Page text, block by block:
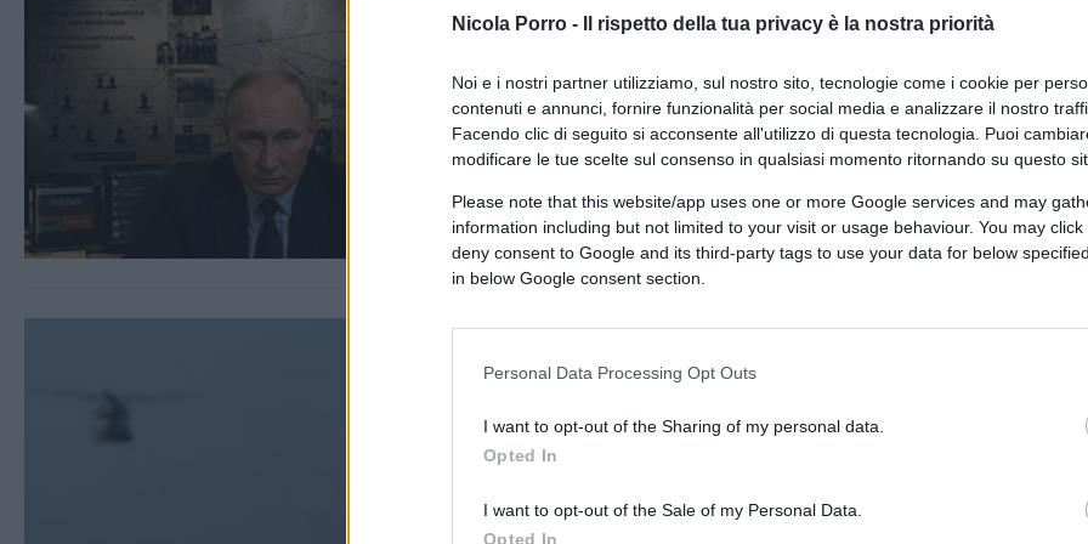
Nicola Porro - Il rispetto della tua privacy è la nostra priorità
Noi e i nostri partner utilizziamo, sul nostro sito, tecnologie come i cookie per
contenuti e annunci, fornire funzionalità per social media e analizzare il nostro
Facendo clic di seguito si acconsente all'utilizzo di questa tecnologia. Puoi
modificare le tue scelte sul consenso in qualsiasi momento ritornando su questo
Please note that this website/app uses one or more Google services and may
information including but not limited to your visit or usage behaviour. You may
deny consent to Google and its third-party tags to use your data for below
in below Google consent section.
Personal Data Processing Opt Outs
I want to opt-out of the Sharing of my personal data.
Opted In
I want to opt-out of the Sale of my Personal Data.
Opted In
pagate: ecco il piano segreto di
di Giulio Alfredo Galetti
4 Agosto 2026, 18:00
4.2k
L’elicottero, poi l’abbordaggio: così
Marina italiana ha fermato la “flotta